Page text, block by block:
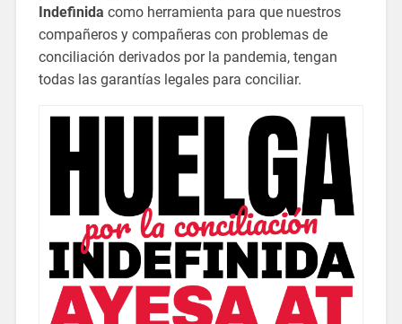
Indefinida como herramienta para que nuestros
compañeros y compañeras con problemas de
conciliación derivados por la pandemia, tengan
todas las garantías legales para conciliar.